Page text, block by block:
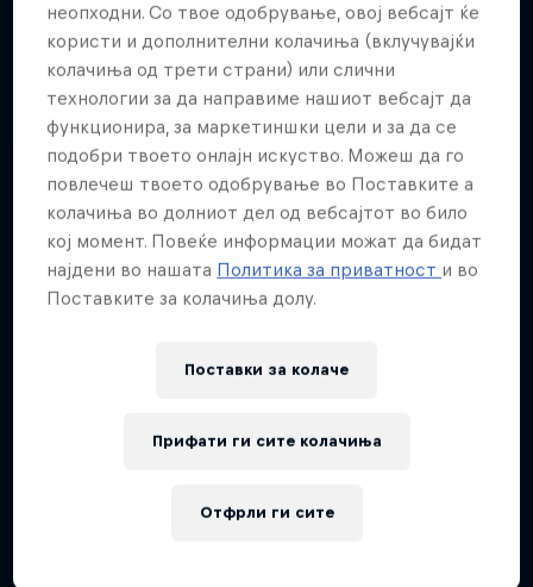
Повеќе слична содржина
Red Bull District Ride
неопходни. Со твое одобрување, овој вебсајт ќе
користи и дополнителни колачиња (вклучувајќи
колачиња од трети страни) или слични
технологии за да направиме нашиот вебсајт да
функционира, за маркетиншки цели и за да се
подобри твоето онлајн искуство. Можеш да го
повлечеш твоето одобрување во Поставките а
колачиња во долниот дел од вебсајтот во било
кој момент. Повеќе информации можат да бидат
најдени во нашата Политика за приватност и во
Поставките за колачиња долу.
Поставки за колачe
Отфрли ги сите
Прифати ги сите колачиња